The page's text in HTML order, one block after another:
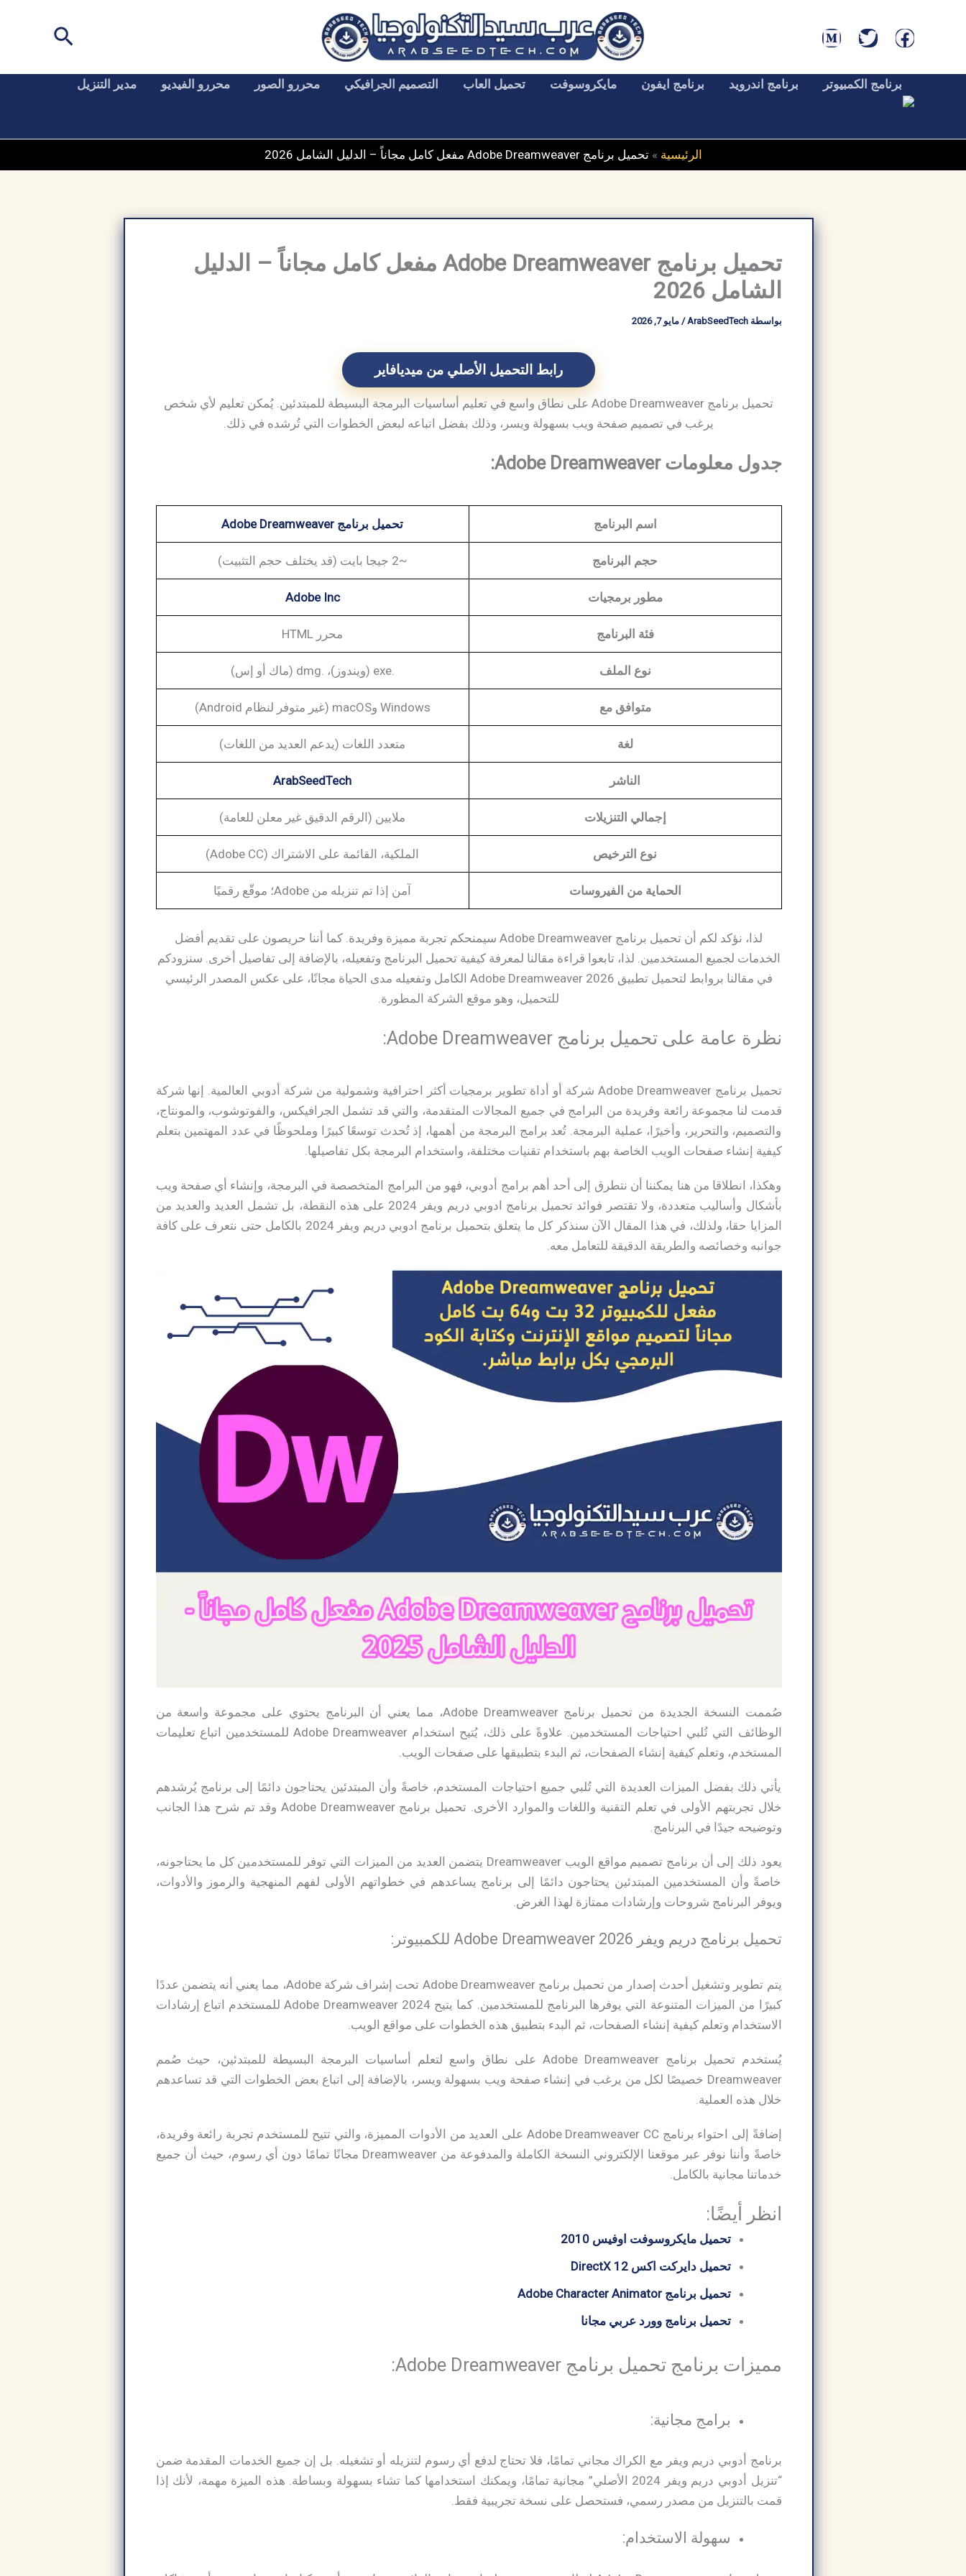
البحث
برنامج الكمبيوتر برنامج اندرويد برنامج ايفون مايكروسوفت تحميل العاب التصميم الجرافيكي محررو الصور محررو الفيديو مدير التنزيل
الرئيسية »تحميل برنامج Adobe Dreamweaver مفعل كامل مجاناً – الدليل الشامل 2026
تحميل برنامج Adobe Dreamweaver مفعل كامل مجاناً – الدليل
الشامل 2026
بواسطة ArabSeedTech
/مايو 7, 2026
رابط التحميل الأصلي من ميديافاير
تحميل برنامج Adobe Dreamweaver على نطاق واسع في تعليم أساسيات البرمجة البسيطة للمبتدئين. يُمكن تعليم لأي شخص
يرغب في تصميم صفحة ويب بسهولة ويسر، وذلك بفضل اتباعه لبعض الخطوات التي تُرشده في ذلك.
جدول معلومات Adobe Dreamweaver:
اسم البرنامج تحميل برنامج Adobe Dreamweaver
حجم البرنامج ~2 جيجا بايت (قد يختلف حجم التثبيت)
مطور برمجيات Adobe Inc
فئة البرنامج محرر HTML
نوع الملف .exe (ويندوز)، .dmg (ماك أو إس)
متوافق مع Windows وmacOS (غير متوفر لنظام Android)
لغة متعدد اللغات (يدعم العديد من اللغات)
الناشر ArabSeedTech
إجمالي التنزيلات ملايين (الرقم الدقيق غير معلن للعامة)
نوع الترخيص الملكية، القائمة على الاشتراك (Adobe CC)
الحماية من الفيروسات آمن إذا تم تنزيله من Adobe؛ موقّع رقميًا
لذا، نؤكد لكم أن تحميل برنامج Adobe Dreamweaver سيمنحكم تجربة مميزة وفريدة. كما أننا حريصون على تقديم أفضل
الخدمات لجميع المستخدمين. لذا، تابعوا قراءة مقالنا لمعرفة كيفية تحميل البرنامج وتفعيله، بالإضافة إلى تفاصيل أخرى. سنزودكم
في مقالنا بروابط لتحميل تطبيق Adobe Dreamweaver 2026 الكامل وتفعيله مدى الحياة مجانًا، على عكس المصدر الرئيسي
للتحميل، وهو موقع الشركة المطورة.
نظرة عامة على تحميل برنامج Adobe Dreamweaver:
تحميل برنامج Adobe Dreamweaver شركة أو أداة تطوير برمجيات أكثر احترافية وشمولية من شركة أدوبي العالمية. إنها شركة
قدمت لنا مجموعة رائعة وفريدة من البرامج في جميع المجالات المتقدمة، والتي قد تشمل الجرافيكس، والفوتوشوب، والمونتاج،
والتصميم، والتحرير، وأخيرًا، عملية البرمجة. تُعد برامج البرمجة من أهمها، إذ تُحدث توسعًا كبيرًا وملحوظًا في عدد المهتمين بتعلم
كيفية إنشاء صفحات الويب الخاصة بهم باستخدام تقنيات مختلفة، واستخدام البرمجة بكل تفاصيلها.
وهكذا، انطلاقا من هنا يمكننا أن نتطرق إلى أحد أهم برامج أدوبي، فهو من البرامج المتخصصة في البرمجة، وإنشاء أي صفحة ويب
بأشكال وأساليب متعددة، ولا تقتصر فوائد تحميل برنامج ادوبي دريم ويفر 2024 على هذه النقطة، بل تشمل العديد والعديد من
المزايا حقا، ولذلك، في هذا المقال الآن سنذكر كل ما يتعلق بتحميل برنامج ادوبي دريم ويفر 2024 بالكامل حتى نتعرف على كافة
جوانبه وخصائصه والطريقة الدقيقة للتعامل معه.
صُممت النسخة الجديدة من تحميل برنامج Adobe Dreamweaver، مما يعني أن البرنامج يحتوي على مجموعة واسعة من
الوظائف التي تُلبي احتياجات المستخدمين. علاوةً على ذلك، يُتيح استخدام Adobe Dreamweaver للمستخدمين اتباع تعليمات
المستخدم، وتعلم كيفية إنشاء الصفحات، ثم البدء بتطبيقها على صفحات الويب.
يأتي ذلك بفضل الميزات العديدة التي تُلبي جميع احتياجات المستخدم، خاصةً وأن المبتدئين يحتاجون دائمًا إلى برنامج يُرشدهم
خلال تجربتهم الأولى في تعلم التقنية واللغات والموارد الأخرى. تحميل برنامج Adobe Dreamweaver وقد تم شرح هذا الجانب
وتوضيحه جيدًا في البرنامج.
يعود ذلك إلى أن برنامج تصميم مواقع الويب Dreamweaver يتضمن العديد من الميزات التي توفر للمستخدمين كل ما يحتاجونه،
خاصةً وأن المستخدمين المبتدئين يحتاجون دائمًا إلى برنامج يساعدهم في خطواتهم الأولى لفهم المنهجية والرموز والأدوات،
ويوفر البرنامج شروحات وإرشادات ممتازة لهذا الغرض.
تحميل برنامج دريم ويفر Adobe Dreamweaver 2026 للكمبيوتر:
يتم تطوير وتشغيل أحدث إصدار من تحميل برنامج Adobe Dreamweaver تحت إشراف شركة Adobe، مما يعني أنه يتضمن عددًا
كبيرًا من الميزات المتنوعة التي يوفرها البرنامج للمستخدمين. كما يتيح Adobe Dreamweaver 2024 للمستخدم اتباع إرشادات
الاستخدام وتعلم كيفية إنشاء الصفحات، ثم البدء بتطبيق هذه الخطوات على مواقع الويب.
يُستخدم تحميل برنامج Adobe Dreamweaver على نطاق واسع لتعلم أساسيات البرمجة البسيطة للمبتدئين، حيث صُمم
Dreamweaver خصيصًا لكل من يرغب في إنشاء صفحة ويب بسهولة ويسر، بالإضافة إلى اتباع بعض الخطوات التي قد تساعدهم
خلال هذه العملية.
إضافةً إلى احتواء برنامج Adobe Dreamweaver CC على العديد من الأدوات المميزة، والتي تتيح للمستخدم تجربة رائعة وفريدة،
خاصةً وأننا نوفر عبر موقعنا الإلكتروني النسخة الكاملة والمدفوعة من Dreamweaver مجانًا تمامًا دون أي رسوم، حيث أن جميع
خدماتنا مجانية بالكامل.
انظر أيضًا:
تحميل مايكروسوفت اوفيس 2010
تحميل دايركت اكس 12 DirectX
تحميل برنامج Adobe Character Animator
تحميل برنامج وورد عربي مجانا
مميزات برنامج تحميل برنامج Adobe Dreamweaver:
برامج مجانية:
برنامج أدوبي دريم ويفر مع الكراك مجاني تمامًا، فلا تحتاج لدفع أي رسوم لتنزيله أو تشغيله. بل إن جميع الخدمات المقدمة ضمن
“تنزيل أدوبي دريم ويفر 2024 الأصلي” مجانية تمامًا، ويمكنك استخدامها كما تشاء بسهولة وبساطة. هذه الميزة مهمة، لأنك إذا
قمت بالتنزيل من مصدر رسمي، فستحصل على نسخة تجريبية فقط.
سهولة الاستخدام: